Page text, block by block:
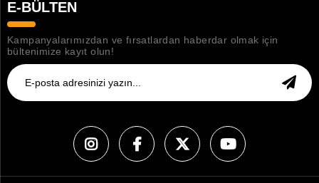
E-BÜLTEN
Kampanyalarımızdan ve fırsatlardan haberdar olmak için
bültenimize kayıt olun!